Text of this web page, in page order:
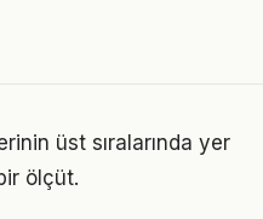
üst sıralarında yer
ölçüt.